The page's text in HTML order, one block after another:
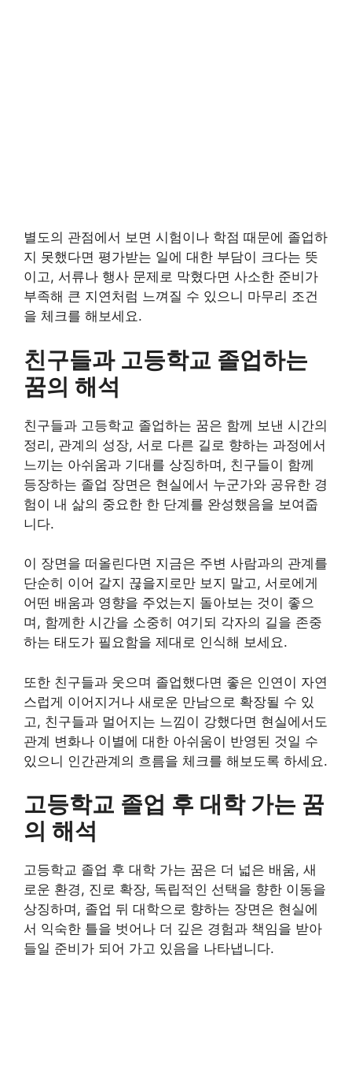
별도의 관점에서 보면 시험이나 학점 때문에 졸업하
지 못했다면 평가받는 일에 대한 부담이 크다는 뜻
이고, 서류나 행사 문제로 막혔다면 사소한 준비가
부족해 큰 지연처럼 느껴질 수 있으니 마무리 조건
을 체크를 해보세요.
친구들과 고등학교 졸업하는
꿈의 해석
친구들과 고등학교 졸업하는 꿈은 함께 보낸 시간의
정리, 관계의 성장, 서로 다른 길로 향하는 과정에서
느끼는 아쉬움과 기대를 상징하며, 친구들이 함께
등장하는 졸업 장면은 현실에서 누군가와 공유한 경
험이 내 삶의 중요한 한 단계를 완성했음을 보여줍
니다.
이 장면을 떠올린다면 지금은 주변 사람과의 관계를
단순히 이어 갈지 끊을지로만 보지 말고, 서로에게
어떤 배움과 영향을 주었는지 돌아보는 것이 좋으
며, 함께한 시간을 소중히 여기되 각자의 길을 존중
하는 태도가 필요함을 제대로 인식해 보세요.
또한 친구들과 웃으며 졸업했다면 좋은 인연이 자연
스럽게 이어지거나 새로운 만남으로 확장될 수 있
고, 친구들과 멀어지는 느낌이 강했다면 현실에서도
관계 변화나 이별에 대한 아쉬움이 반영된 것일 수
있으니 인간관계의 흐름을 체크를 해보도록 하세요.
고등학교 졸업 후 대학 가는 꿈
의 해석
고등학교 졸업 후 대학 가는 꿈은 더 넓은 배움, 새
로운 환경, 진로 확장, 독립적인 선택을 향한 이동을
상징하며, 졸업 뒤 대학으로 향하는 장면은 현실에
서 익숙한 틀을 벗어나 더 깊은 경험과 책임을 받아
들일 준비가 되어 가고 있음을 나타냅니다.